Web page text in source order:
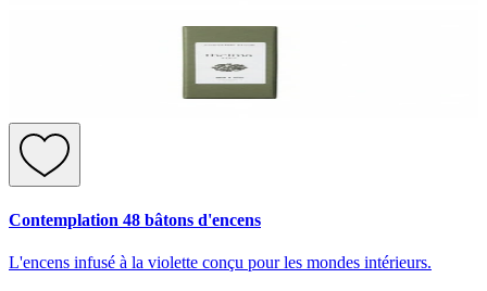
Contemplation 48 bâtons d'encens
L'encens infusé à la violette conçu pour les mondes intérieurs.